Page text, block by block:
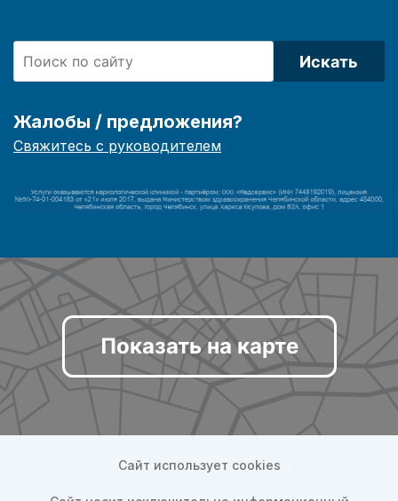
Искать
Жалобы / предложения?
Свяжитесь с руководителем
Показать на карте
Сайт использует cookies